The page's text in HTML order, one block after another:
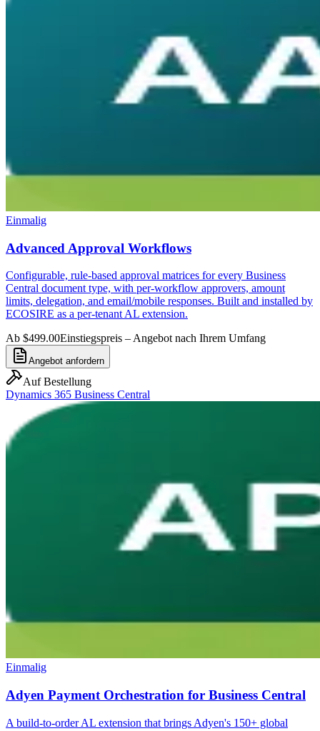
Einmalig
Advanced Approval Workflows
Configurable, rule-based approval matrices for every Business
Central document type, with per-workflow approvers, amount
limits, delegation, and email/mobile responses. Built and installed by
ECOSIRE as a per-tenant AL extension.
Ab $499.00Einstiegspreis – Angebot nach Ihrem Umfang
Angebot anfordern
Auf Bestellung
Dynamics 365 Business Central
Einmalig
Adyen Payment Orchestration for Business Central
A build-to-order AL extension that brings Adyen's 150+ global